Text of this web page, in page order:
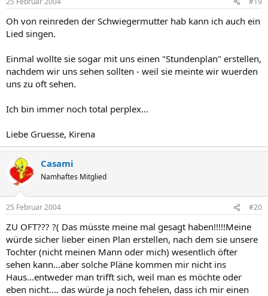
Oh von reinreden der Schwiegermutter hab kann ich auch ein
Lied singen.
Einmal wollte sie sogar mit uns einen "Stundenplan" erstellen,
nachdem wir uns sehen sollten - weil sie meinte wir wuerden
uns zu oft sehen.
Ich bin immer noch total perplex...
Liebe Gruesse, Kirena
Casami
Namhaftes Mitglied
25 Februar 2004 #20
ZU OFT??? ?( Das müsste meine mal gesagt haben!!!!!Meine
würde sicher lieber einen Plan erstellen, nach dem sie unsere
Tochter (nicht meinen Mann oder mich) wesentlich öfter
sehen kann...aber solche Pläne kommen mir nicht ins
Haus...entweder man trifft sich, weil man es möchte oder
eben nicht.... das würde ja noch fehelen, dass ich mir einen